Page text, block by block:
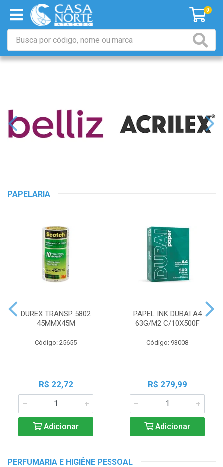
0
PAPELARIA
DUREX TRANSP 5802
45MMX45M
Código: 25655
R$ 22,72
Adicionar
PAPEL INK DUBAI A4
63G/M2 C/10X500F
Código: 93008
R$ 279,99
Adicionar
PERFUMARIA E HIGIÊNE PESSOAL